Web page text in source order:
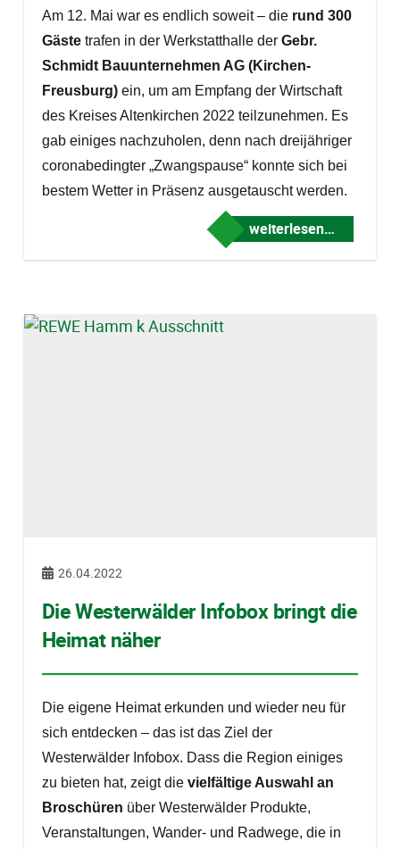
Am 12. Mai war es endlich soweit – die rund 300
Gästetrafen in der Werkstatthalle der Gebr.
Schmidt Bauunternehmen AG (Kirchen-
Freusburg)ein, um am Empfang der Wirtschaft
des Kreises Altenkirchen 2022 teilzunehmen. Es
gab einiges nachzuholen, denn nach dreijähriger
coronabedingter „Zwangspause“ konnte sich bei
bestem Wetter in Präsenz ausgetauscht werden.
weiterlesen…
26.04.2022
Die Westerwälder Infobox bringt die
Heimat näher
Die eigene Heimat erkunden und wieder neu für
sich entdecken – das ist das Ziel der
Westerwälder Infobox. Dass die Region einiges
zu bieten hat, zeigt die vielfältige Auswahl an
Broschüren über Westerwälder Produkte,
Veranstaltungen, Wander- und Radwege, die in